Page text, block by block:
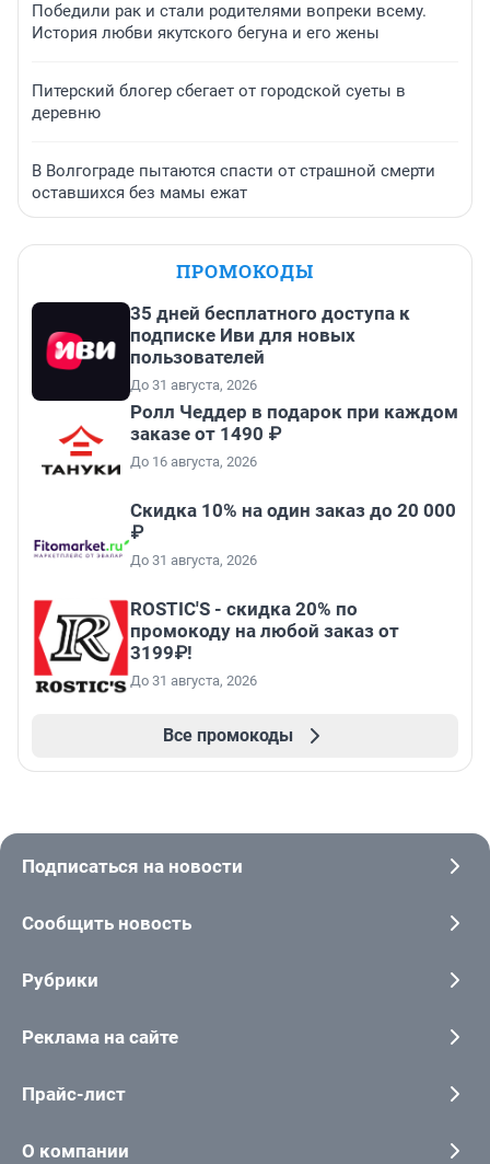
Победили рак и стали родителями вопреки всему.
История любви якутского бегуна и его жены
Питерский блогер сбегает от городской суеты в
деревню
В Волгограде пытаются спасти от страшной смерти
оставшихся без мамы ежат
ПРОМОКОДЫ
35 дней бесплатного доступа к
подписке Иви для новых
пользователей
До 31 августа, 2026
Ролл Чеддер в подарок при каждом
заказе от 1490 ₽
До 16 августа, 2026
Скидка 10% на один заказ до 20 000
₽
До 31 августа, 2026
ROSTIC'S - скидка 20% по
промокоду на любой заказ от
3199₽!
До 31 августа, 2026
Все промокоды
Подписаться на новости
Сообщить новость
Рубрики
Реклама на сайте
Прайс-лист
О компании